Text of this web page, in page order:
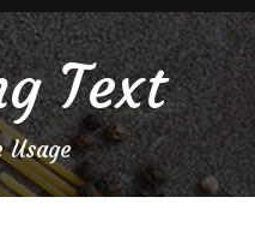
Text
Usage